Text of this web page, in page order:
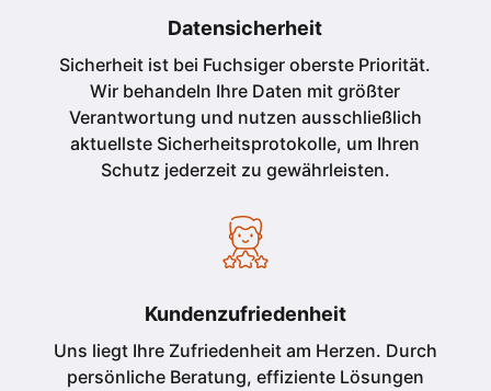
Datensicherheit
Sicherheit ist bei Fuchsiger oberste Priorität.
Wir behandeln Ihre Daten mit größter
Verantwortung und nutzen ausschließlich
aktuellste Sicherheitsprotokolle, um Ihren
Schutz jederzeit zu gewährleisten.
Kundenzufriedenheit
Uns liegt Ihre Zufriedenheit am Herzen. Durch
persönliche Beratung, effiziente Lösungen